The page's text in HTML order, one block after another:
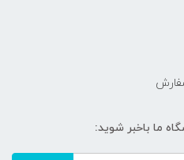
ما باخبر شوید: